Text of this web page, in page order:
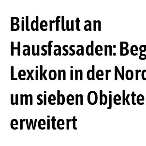
Bilderflut an
Hausfassaden:
Lexikon in der
um sieben Objekte
erweitert